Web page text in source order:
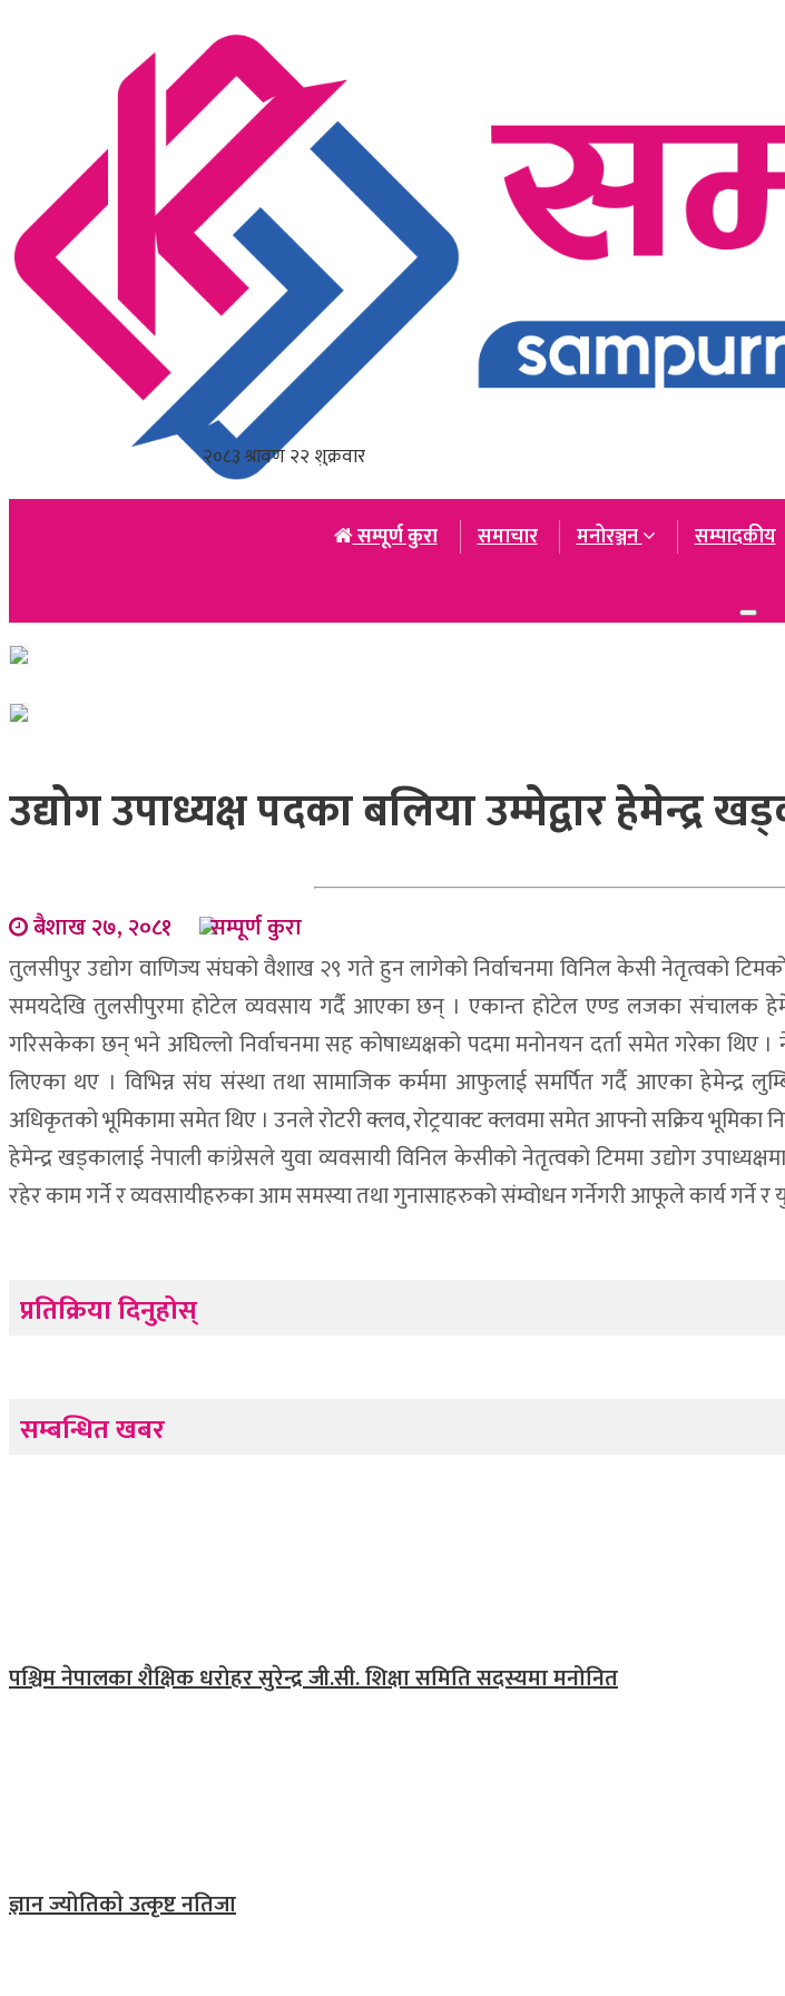
सम्पूर्ण कुरा समाचार मनोरञ्जन सम्पादकीय
उद्योग उपाध्यक्ष पदका बलिया उम्मेद्वार हेमेन्द्र
बैशाख २७, २०८१
सम्पूर्ण कुरा
तुलसीपुर उद्योग वाणिज्य संघको वैशाख २९ गते हुन लागेको निर्वाचनमा विनिल केसी नेतृत्वको टिमको
समयदेखि तुलसीपुरमा होटेल व्यवसाय गर्दै आएका छन् । एकान्त होटेल एण्ड लजका संचालक
गरिसकेका छन् भने अघिल्लो निर्वाचनमा सह कोषाध्यक्षको पदमा मनोनयन दर्ता समेत गरेका थिए
लिएका थए । विभिन्न संघ संस्था तथा सामाजिक कर्ममा आफुलाई समर्पित गर्दै आएका हेमेन्द्र
अधिकृतको भूमिकामा समेत थिए । उनले रोटरी क्लव, रोट्रयाक्ट क्लवमा समेत आफ्नो सक्रिय
हेमेन्द्र खड्कालाई नेपाली कांग्रेसले युवा व्यवसायी विनिल केसीको नेतृत्वको टिममा उद्योग
रहेर काम गर्ने र व्यवसायीहरुका आम समस्या तथा गुनासाहरुको संम्वोधन गर्नेगरी आफूले कार्य गर्ने र
प्रतिक्रिया दिनुहोस्
सम्बन्धित खबर
पश्चिम नेपालका शैक्षिक धरोहर सुरेन्द्र जी.सी. शिक्षा समिति सदस्यमा मनोनित
ज्ञान ज्योतिकाे उत्कृष्ट नतिजा